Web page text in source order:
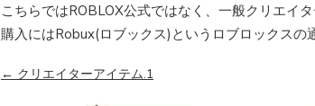
こちらではROBLOX公式ではなく、一般クリエイ
購入にはRobux(ロブックス)というロブロックスの
← クリエイターアイテム.1